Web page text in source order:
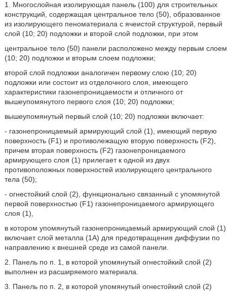
1. Многослойная изолирующая панель (100) для строительных
конструкций, содержащая центральное тело (50), образованное
из изолирующего пеноматериала с ячеистой структурой, первый
слой (10; 20) подложки и второй слой подложки, при этом
центральное тело (50) панели расположено между первым слоем
(10; 20) подложки и вторым слоем подложки;
второй слой подложки аналогичен первому слою (10; 20)
подложки или состоит из отделочного слоя, имеющего
характеристики газонепроницаемости и отличного от
вышеупомянутого первого слоя (10; 20) подложки;
вышеупомянутый первый слой (10; 20) подложки включает:
- газонепроницаемый армирующий слой (1), имеющий первую
поверхность (F1) и противолежащую вторую поверхность (F2),
причем вторая поверхность (F2) газонепроницаемого
армирующего слоя (1) прилегает к одной из двух
противоположных поверхностей изолирующего центрального
тела (50);
- огнестойкий слой (2), функционально связанный с упомянутой
первой поверхностью (F1) газонепроницаемого армирующего
слоя (1),
в котором упомянутый газонепроницаемый армирующий слой (1)
включает слой металла (1А) для предотвращения диффузии по
направлению к внешней среде из самой панели.
2. Панель по п. 1, в которой упомянутый огнестойкий слой (2)
выполнен из расширяемого материала.
3. Панель по п. 2, в которой упомянутый огнестойкий слой (2)